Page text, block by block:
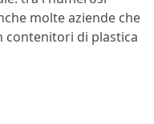
molte aziende che
di plastica